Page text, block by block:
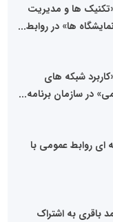
ها و مدیریت
ها» در روابط...
شبکه های
در سازمان برنامه...
روابط عمومی با
باقری به اشتراک